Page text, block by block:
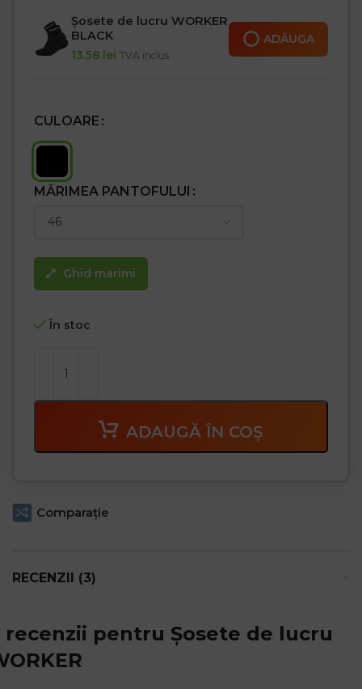
Șosete de lucru WORKER
BLACK
13.58 lei TVA inclus
ADĂUGA
CULOARE
MĂRIMEA PANTOFULUI
Ghid marimi
În stoc
ADAUGĂ ÎN COȘ
Comparaţie
RECENZII (3)
recenzii pentru Șosete de lucru